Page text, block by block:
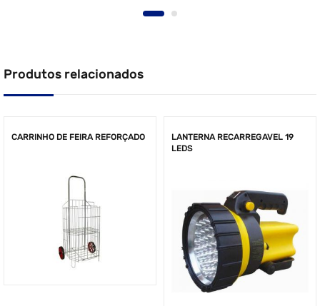
Produtos relacionados
CARRINHO DE FEIRA REFORÇADO
LANTERNA RECARREGAVEL 19
LEDS